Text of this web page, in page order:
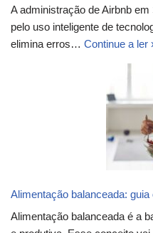
A administração de Airbnb
pelo uso inteligente de
elimina erros… Continue a ler
Alimentação balanceada:
Alimentação balanceada é a